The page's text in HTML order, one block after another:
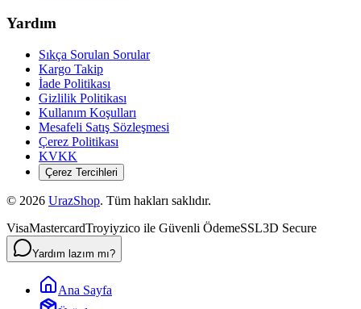
Yardım
Sıkça Sorulan Sorular
Kargo Takip
İade Politikası
Gizlilik Politikası
Kullanım Koşulları
Mesafeli Satış Sözleşmesi
Çerez Politikası
KVKK
Çerez Tercihleri
© 2026 UrazShop. Tüm hakları saklıdır.
VisaMastercardTroyiyzico ile Güvenli ÖdemeSSL3D Secure
Yardım lazım mı?
Ana Sayfa